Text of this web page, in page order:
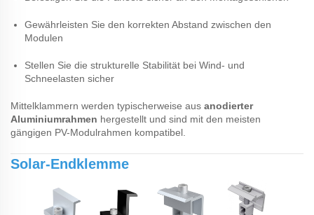
Gewährleisten Sie den korrekten Abstand zwischen den
Modulen
Stellen Sie die strukturelle Stabilität bei Wind- und
Schneelasten sicher
Mittelklammern werden typischerweise aus anodierter
Aluminiumrahmen hergestellt und sind mit den meisten
gängigen PV-Modulrahmen kompatibel.
Solar-Endklemme